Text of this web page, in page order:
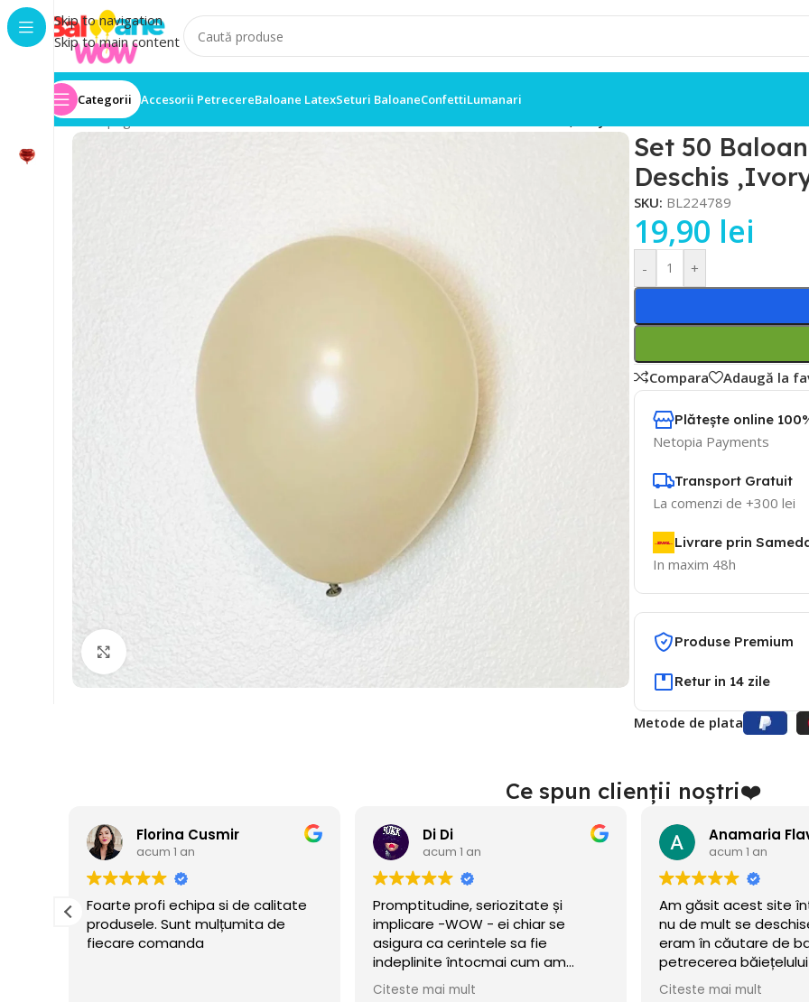
Skip to navigation
Skip to main content
Categorii Accesorii PetrecereBaloane LatexSeturi BaloaneConfettiLumanari
Prima pagină
Set 50
Deschis
SKU: BL224789
19,90 lei
- +
Compara Adaugă la
Plătește online
Netopia Payments
Transport Gratuit
La comenzi de +300 lei
Livrare prin
In maxim 48h
Produse Premium
Retur in 14 zile
Metode de plata
Ce spun clienții noștri❤️
Florina Cusmir
acum 1 an
Foarte profi echipa si de calitate
produsele. Sunt mulțumita de
fiecare comanda
Di Di
acum 1 an
Promptitudine, seriozitate și
implicare -WOW - ei chiar se
asigura ca cerintele sa fie
indeplinite întocmai cum am
cerut!
Citeste mai mult
acum 1 an
Am găsit acest site
nu de mult se
eram în căutare de
petrecerea băiețelului
incercat norocul și a
Citeste mai mult